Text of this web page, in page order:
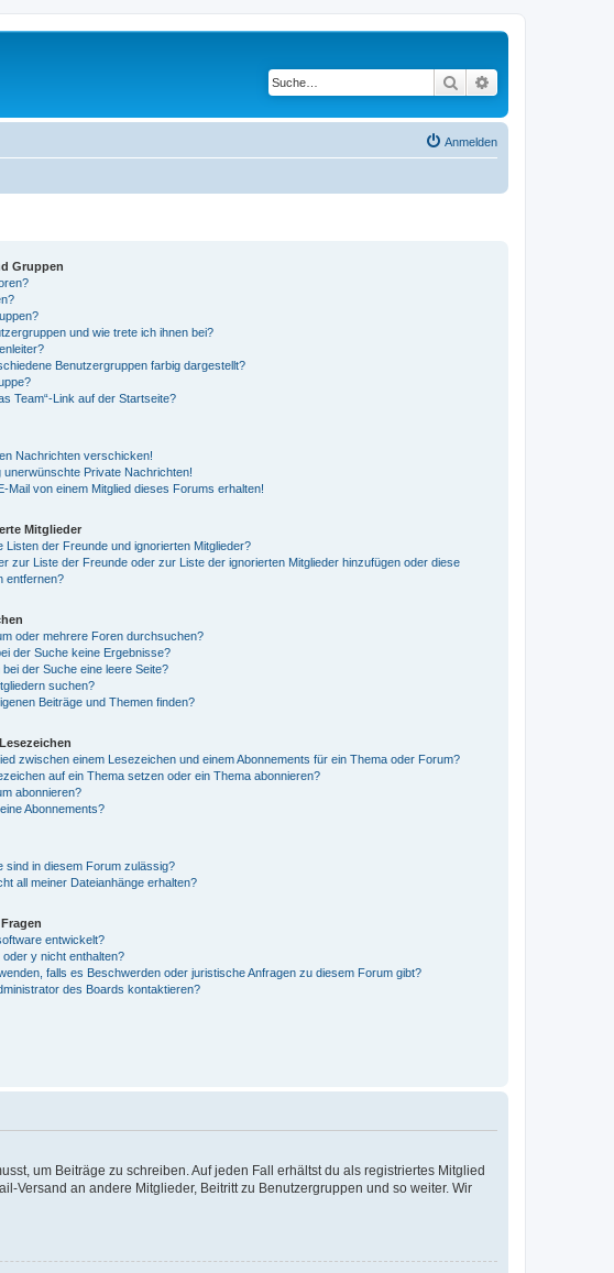
Suche
Anmelden
Gruppen
und wie trete ich ihnen bei?
Benutzergruppen farbig dargestellt?
Team“-Link auf der Startseite?
Nachrichten verschicken!
unerwünschte Private Nachrichten!
Mail von einem Mitglied dieses Forums erhalten!
Mitglieder
Listen der Freunde und ignorierten Mitglieder?
zur Liste der Freunde oder zur Liste der ignorierten Mitglieder hinzufügen oder diese
entfernen?
oder mehrere Foren durchsuchen?
der Suche keine Ergebnisse?
der Suche eine leere Seite?
suchen?
Beiträge und Themen finden?
zwischen einem Lesezeichen und einem Abonnements für ein Thema oder Forum?
auf ein Thema setzen oder ein Thema abonnieren?
abonnieren?
Abonnements?
sind in diesem Forum zulässig?
all meiner Dateianhänge erhalten?
entwickelt?
y nicht enthalten?
falls es Beschwerden oder juristische Anfragen zu diesem Forum gibt?
des Boards kontaktieren?
um Beiträge zu schreiben. Auf jeden Fall erhältst du als registriertes Mitglied
Versand an andere Mitglieder, Beitritt zu Benutzergruppen und so weiter. Wir